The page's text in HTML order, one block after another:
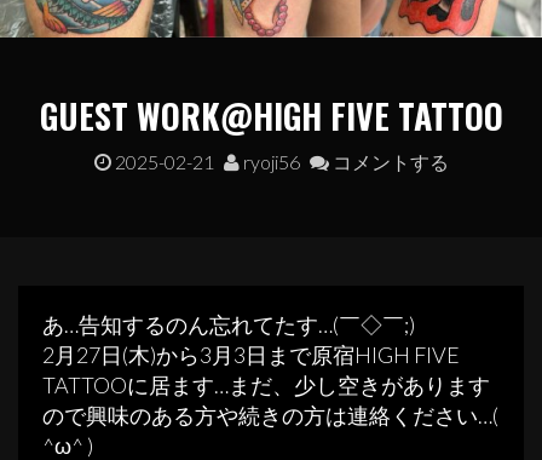
GUEST WORK@HIGH FIVE TATTOO
2025-02-21 ryoji56 コメントする
あ…告知するのん忘れてたす…(￣◇￣;)
2月27日(木)から3月3日まで原宿HIGH FIVE
TATTOOに居ます…まだ、少し空きがあります
ので興味のある方や続きの方は連絡ください…(
^ω^ )